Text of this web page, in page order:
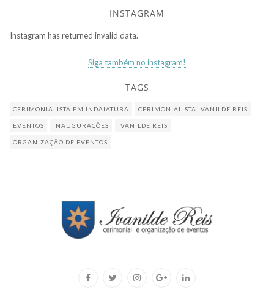
INSTAGRAM
Instagram has returned invalid data.
Siga também no instagram!
TAGS
CERIMONIALISTA EM INDAIATUBA CERIMONIALISTA IVANILDE REIS
EVENTOS INAUGURAÇÕES IVANILDE REIS
ORGANIZAÇÃO DE EVENTOS